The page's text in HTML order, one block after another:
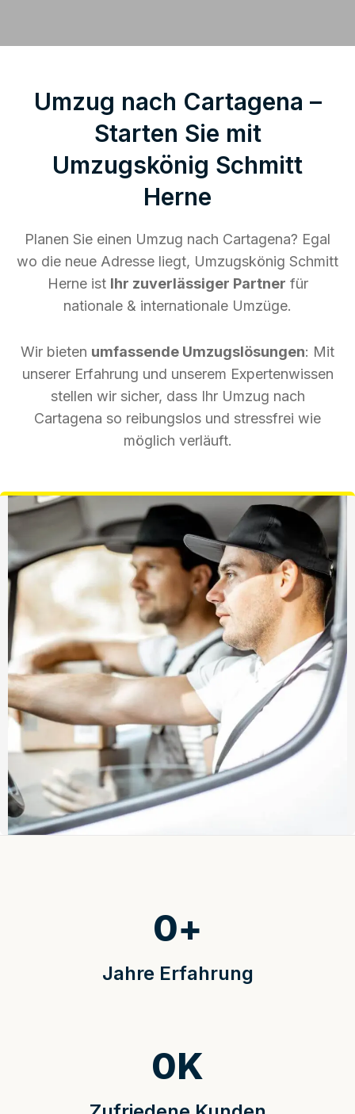
Umzug nach Cartagena –
Starten Sie mit
Umzugskönig Schmitt
Herne
Planen Sie einen Umzug nach Cartagena? Egal
wo die neue Adresse liegt, Umzugskönig Schmitt
Herne ist Ihr zuverlässiger Partner für
nationale & internationale Umzüge.
Wir bieten umfassende Umzugslösungen: Mit
unserer Erfahrung und unserem Expertenwissen
stellen wir sicher, dass Ihr Umzug nach
Cartagena so reibungslos und stressfrei wie
möglich verläuft.
Jahre Erfahrung
0+
0K